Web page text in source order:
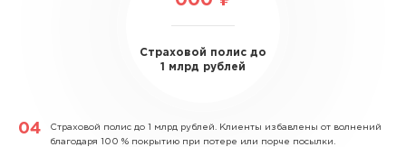
Страховой полис до
1 млрд рублей
Страховой полис до 1 млрд рублей. Клиенты избавлены от волнений
благодаря 100 % покрытию при потере или порче посылки.